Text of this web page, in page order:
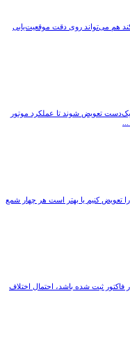
هم می‌تواند روی دقت موقعیت‌یابی
تعویض شوند تا عملکرد موتور
تعویض کنیم یا بهتر است هر چهار شمع
فاکتور ثبت شده باشد، احتمال اختلاف